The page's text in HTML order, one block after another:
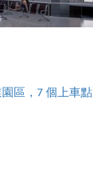
區，7 個上車點